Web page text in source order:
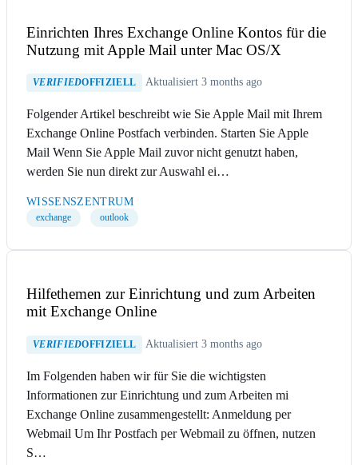
Einrichten Ihres Exchange Online Kontos für die
Nutzung mit Apple Mail unter Mac OS/X
VERIFIEDOFFIZIELL Aktualisiert 3 months ago
Folgender Artikel beschreibt wie Sie Apple Mail mit Ihrem
Exchange Online Postfach verbinden. Starten Sie Apple
Mail Wenn Sie Apple Mail zuvor nicht genutzt haben,
werden Sie nun direkt zur Auswahl ei…
WISSENSZENTRUM
exchange outlook
Hilfethemen zur Einrichtung und zum Arbeiten
mit Exchange Online
VERIFIEDOFFIZIELL Aktualisiert 3 months ago
Im Folgenden haben wir für Sie die wichtigsten
Informationen zur Einrichtung und zum Arbeiten mi
Exchange Online zusammengestellt: Anmeldung per
Webmail Um Ihr Postfach per Webmail zu öffnen, nutzen
S…